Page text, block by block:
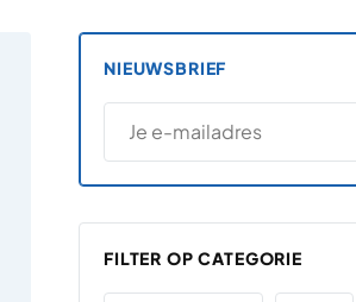
NIEUWSBRIEF
E-MAILADRES
*
FILTER OP CATEGORIE